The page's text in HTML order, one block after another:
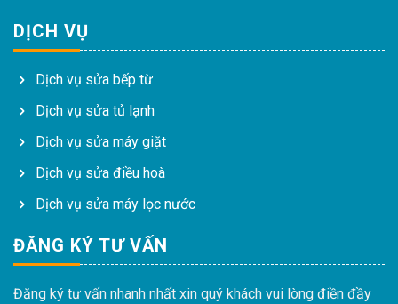
DỊCH VỤ
Dịch vụ sửa bếp từ
Dịch vụ sửa tủ lạnh
Dịch vụ sửa máy giặt
Dịch vụ sửa điều hoà
Dịch vụ sửa máy lọc nước
ĐĂNG KÝ TƯ VẤN
Đăng ký tư vấn nhanh nhất xin quý khách vui lòng điền đầy